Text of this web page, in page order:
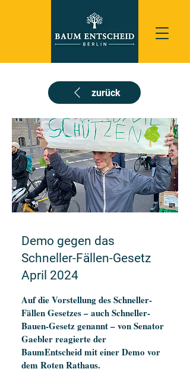
zurück
Demo gegen das
Schneller-Fällen-Gesetz
April 2024
Auf die Vorstellung des Schneller-
Fällen Gesetzes – auch Schneller-
Bauen-Gesetz genannt – von Senator
Gaebler reagierte der
BaumEntscheid mit einer Demo vor
dem Roten Rathaus.